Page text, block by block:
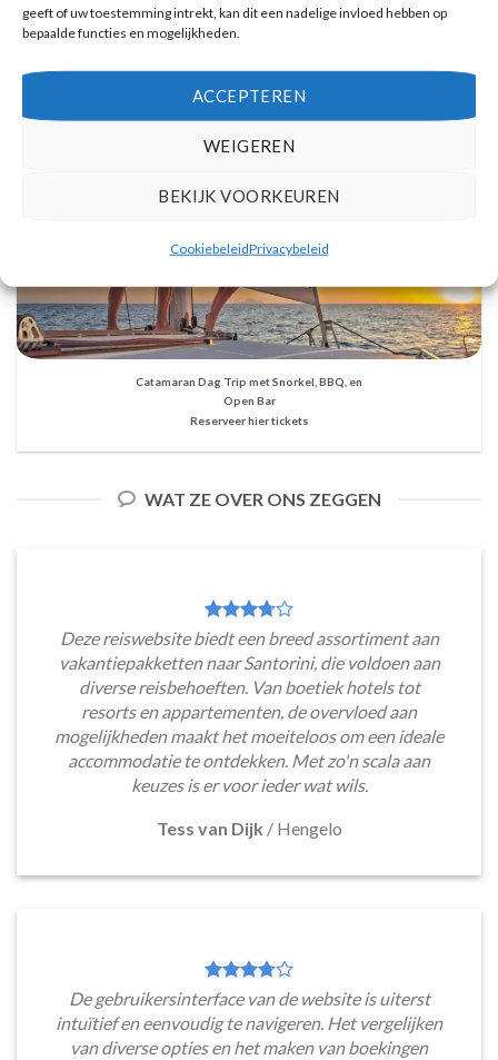
geeft of uw toestemming intrekt, kan dit een nadelige invloed hebben op
bepaalde functies en mogelijkheden.
ACCEPTEREN
WEIGEREN
BEKIJK VOORKEUREN
CookiebeleidPrivacybeleid
Catamaran Dag Trip met Snorkel, BBQ, en
Open Bar
Reserveer hier tickets
WAT ZE OVER ONS ZEGGEN
Deze reiswebsite biedt een breed assortiment aan
vakantiepakketten naar Santorini, die voldoen aan
diverse reisbehoeften. Van boetiek hotels tot
resorts en appartementen, de overvloed aan
mogelijkheden maakt het moeiteloos om een ideale
accommodatie te ontdekken. Met zo'n scala aan
keuzes is er voor ieder wat wils.
Tess van Dijk / Hengelo
De gebruikersinterface van de website is uiterst
intuïtief en eenvoudig te navigeren. Het vergelijken
van diverse opties en het maken van boekingen